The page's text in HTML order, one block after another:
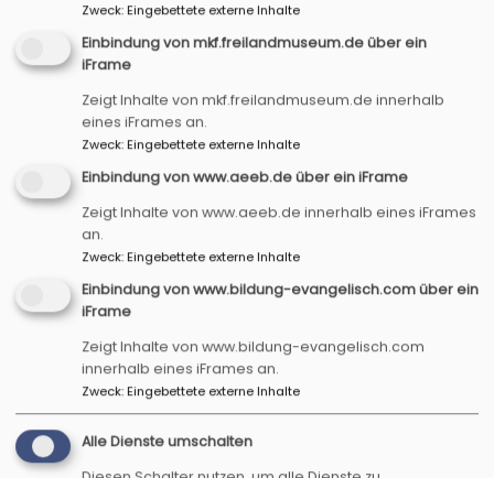
KIRCHEN, KUNST & KULTUR
LEBEN & BEGLEITUNG
Zweck:Eingebettete externe Inhalte
Einbindung von mkf.freilandmuseum.de über ein
iFrame
Zeigt Inhalte von mkf.freilandmuseum.de innerhalb
eines iFrames an.
Zweck:Eingebettete externe Inhalte
Einbindung von www.aeeb.de über ein iFrame
Zeigt Inhalte von www.aeeb.de innerhalb eines iFrames
an.
Zweck:Eingebettete externe Inhalte
Einbindung von www.bildung-evangelisch.com über ein
iFrame
Zeigt Inhalte von www.bildung-evangelisch.com
innerhalb eines iFrames an.
Zweck:Eingebettete externe Inhalte
Alle Dienste umschalten